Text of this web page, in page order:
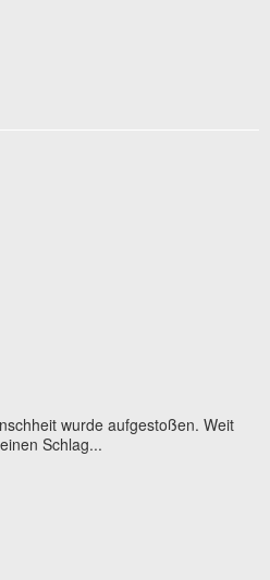
wurde aufgestoßen. Weit
Schlag...